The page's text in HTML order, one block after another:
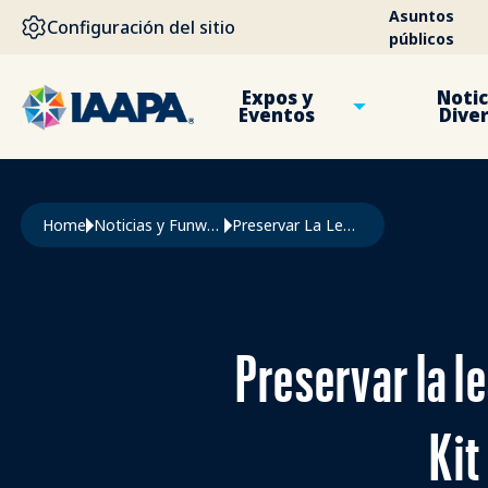
PASAR AL CONTENIDO PRINCIPAL
Configuración del sitio
Asuntos
públicos
Expos y
Eventos
Ruta de navegación
Home Noticias y Funworld Preservar La Lealtad y La Nostalgia de Los Huéspedes Con El Kit de Migración Legacy de Semnox
Preservar la